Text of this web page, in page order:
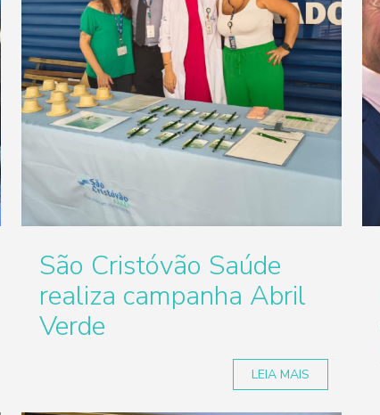
São Cristóvão Saúde
realiza campanha Abril
Verde
LEIA MAIS